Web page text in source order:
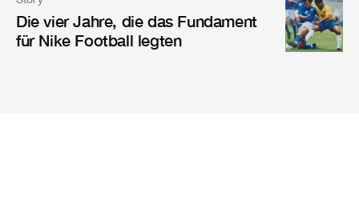
Die vier Jahre, die das Fundament
für Nike Football legten